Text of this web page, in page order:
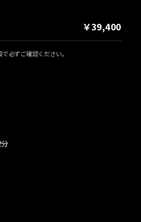
￥39,400
必ずご確認ください。